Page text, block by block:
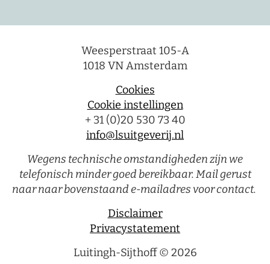
Weesperstraat 105-A
1018 VN Amsterdam
Cookies
Cookie instellingen
+ 31 (0)20 530 73 40
info@lsuitgeverij.nl
Wegens technische omstandigheden zijn we
telefonisch minder goed bereikbaar. Mail gerust
naar naar bovenstaand e-mailadres voor contact.
Disclaimer
Privacystatement
Luitingh-Sijthoff © 2026